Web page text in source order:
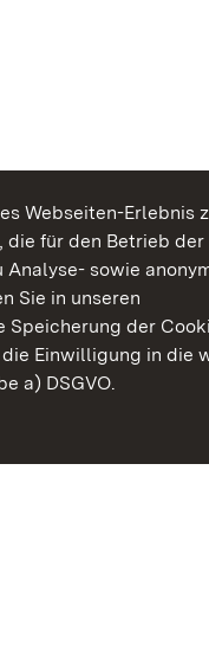
Webseiten-Erlebnis
für den Betrieb der
sowie
Sie in unseren
Speicherung der
die Einwilligung in die
a) DSGVO.